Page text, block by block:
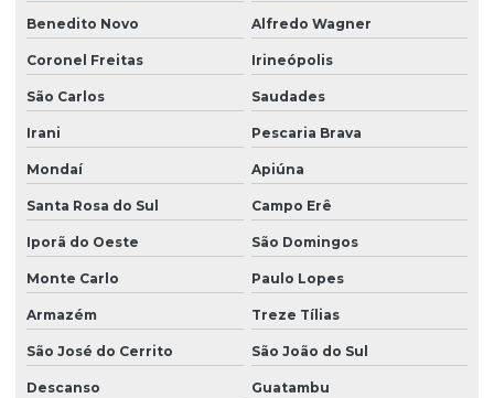
Projeto hidrossanitário sobrado
Projeto de laje protendida
Projeto de paredes estruturais para empresas
Projeto de rede de esgoto sanitário
Projeto sanitário completo
Projeto sistema hidraulico
Projetos estruturais
Viga para concreto armado
Benedito Novo Alfredo Wagner
Coronel Freitas Irineópolis
São Carlos Saudades
Irani Pescaria Brava
Mondaí Apiúna
Santa Rosa do Sul Campo Erê
Iporã do Oeste São Domingos
Monte Carlo Paulo Lopes
Armazém Treze Tílias
São José do Cerrito São João do Sul
Descanso Guatambu